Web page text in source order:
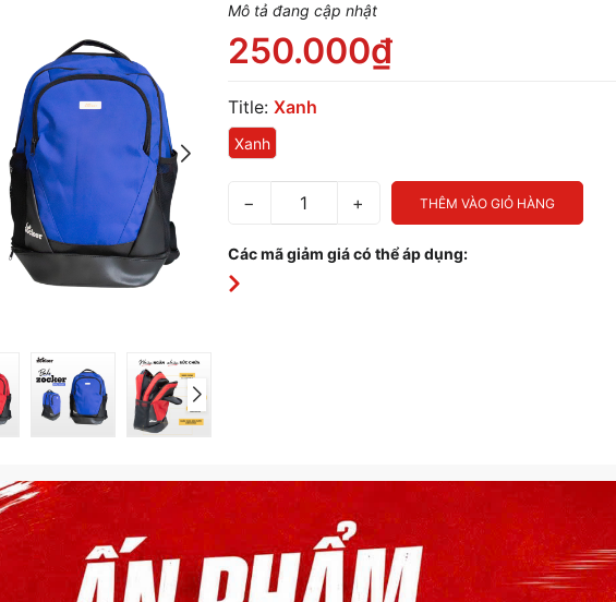
Mô tả đang cập nhật
250.000₫
Title: Xanh
Xanh
− + THÊM VÀO GIỎ HÀNG
Các mã giảm giá có thể áp dụng: